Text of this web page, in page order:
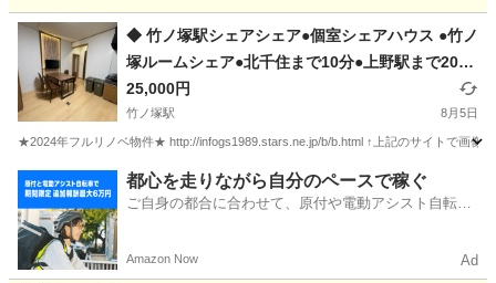
東京 板橋区 東武練馬駅 家賃
◆ 竹ノ塚駅シェアシェア●個室シェアハウス ●竹ノ
塚ルームシェア●北千住まで10分●上野駅まで20分
●御徒町駅まで27分●銀座駅36分●ゲストハウス足
立区●西新井シェアハウス北千住シェアハウス日比
谷線シェアシェア●シェアハウス足立区◆ 東京シ
ェアハウス
25,000円
竹ノ塚駅 8月5日
★2024年フルリノベ物件★ http://infogs1989.stars.ne.jp/b/b.html ↑上記のサイトで画像
竹ノ塚駅 シェアハウス シェア
都心を走りながら自分のペースで稼ぐ
ご自身の都合に合わせて、原付や電動アシスト自転車
Amazon Now Ad